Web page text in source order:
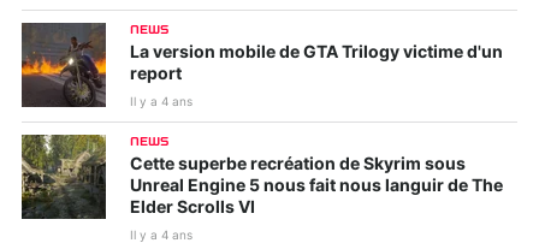
NEWS
La version mobile de GTA Trilogy victime d'un
report
Il y a 4 ans
NEWS
Cette superbe recréation de Skyrim sous
Unreal Engine 5 nous fait nous languir de The
Elder Scrolls VI
Il y a 4 ans